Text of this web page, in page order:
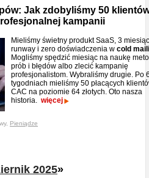
Jak zdobyliśmy 50
kampanii
Mieliśmy świetny produkt SaaS, 3
runway i zero doświadczenia w cold
Mogliśmy spędzić miesiąc na naukę
prób i błędów albo zlecić kampanię
profesjonalistom. Wybraliśmy drugie. Po
tygodniach mieliśmy 50 płacących
CAC na poziomie 64 złotych. Oto nasza
historia. więcej
Pieniądze
2025»